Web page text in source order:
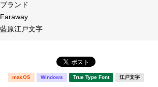
年間ライセンス商品
新着一覧
フォント形式
タイプフェイス
明朝体
ブランド
Faraway
藍原江戸文字
macOS Windows True Type Font 江戸文字